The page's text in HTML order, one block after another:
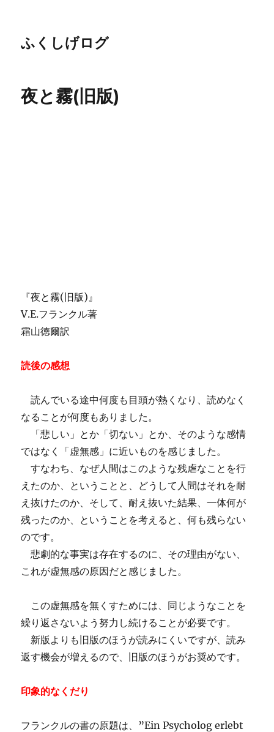
ふくしげログ
夜と霧(旧版)
『夜と霧(旧版)』
V.E.フランクル著
霜山徳爾訳
読後の感想
読んでいる途中何度も目頭が熱くなり、読めなく
なることが何度もありました。
「悲しい」とか「切ない」とか、そのような感情
ではなく「虚無感」に近いものを感じました。
すなわち、なぜ人間はこのような残虐なことを行
えたのか、ということと、どうして人間はそれを耐
え抜けたのか、そして、耐え抜いた結果、一体何が
残ったのか、ということを考えると、何も残らない
のです。
悲劇的な事実は存在するのに、その理由がない、
これが虚無感の原因だと感じました。
この虚無感を無くすためには、同じようなことを
繰り返さないよう努力し続けることが必要です。
新版よりも旧版のほうが読みにくいですが、読み
返す機会が増えるので、旧版のほうがお奨めです。
印象的なくだり
フランクルの書の原題は、”Ein Psycholog erlebt